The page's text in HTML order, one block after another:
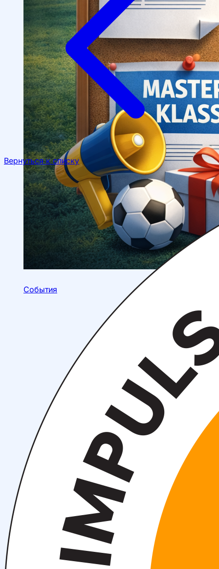
Спортивные и культурные мероприятия
Студенческие организацииСтуденческое
общежитиеПоддержка студентовСтуденческое
научное общество
События
Вернуться к списку